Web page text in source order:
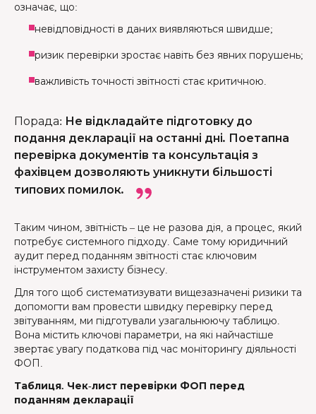
означає, що:
невідповідності в даних виявляються швидше;
ризик перевірки зростає навіть без явних порушень;
важливість точності звітності стає критичною.
Порада: Не відкладайте підготовку до
подання декларації на останні дні. Поетапна
перевірка документів та консультація з
фахівцем дозволяють уникнути більшості
типових помилок.
Таким чином, звітність – це не разова дія, а процес, який
потребує системного підходу. Саме тому юридичний
аудит перед поданням звітності стає ключовим
інструментом захисту бізнесу.
Для того щоб систематизувати вищезазначені ризики та
допомогти вам провести швидку перевірку перед
звітуванням, ми підготували узагальнюючу таблицю.
Вона містить ключові параметри, на які найчастіше
звертає увагу податкова під час моніторингу діяльності
ФОП.
Таблиця. Чек-лист перевірки ФОП перед
поданням декларації